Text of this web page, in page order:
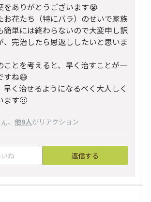
をありがとうございます😭
お花たち（特にバラ）のせいで家族
簡単には終わらないので大変申し訳
、完治したら恩返ししたいと思いま
ことを考えると、早く治すことが一
すね😅
早く治せるようになるべく大人しく
ます🙂
、 他9人がリアクション
ね 返信する